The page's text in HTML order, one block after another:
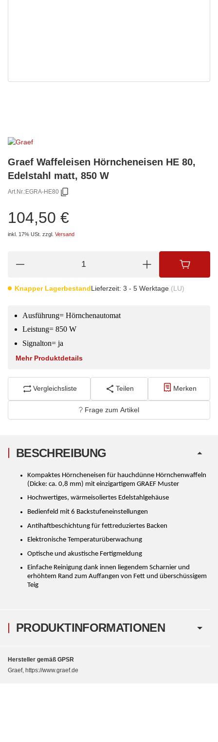
Graef Waffeleisen Hörncheneisen HE 80,
Edelstahl matt, 850 W
Art.Nr.:EGRA-HE80
104,50 €
inkl. 17% USt. zzgl. Versand
Knapper LagerbestandLieferzeit: 3 - 5 Werktage (LU)
Ausführung= Hörnchenautomat
Leistung= 850 W
Signalton= ja
Mehr Produktdetails
Vergleichsliste Teilen Merken
Frage zum Artikel
PRODUKTINFORMATIONEN
BESCHREIBUNG
Kompaktes Hörncheneisen für hauchdünne Hörnchenwaffeln
(Dicke: ca. 0,8 mm) mit einzigartigem GRAEF Muster
Hochwertiges, wärmeisoliertes Edelstahlgehäuse
Bedienfeld mit 6 Backstufeneinstellungen
Antihaftbeschichtung für fettreduziertes Backen
Elektronische Temperaturüberwachung
Optische und akustische Fertigmeldung
Einfache Reinigung dank innen liegendem Scharnier und
erhöhtem Rand zum Auffangen von Fett und überschüssigem
Teig
Hersteller gemäß GPSR
Graef, https://www.graef.de